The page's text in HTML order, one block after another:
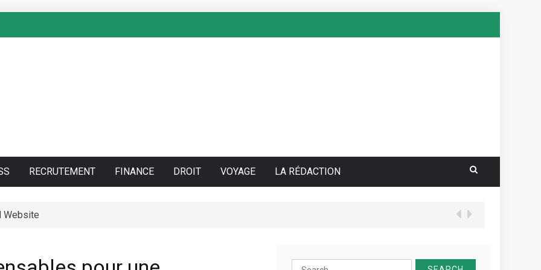
RECRUTEMENT FINANCE DROIT VOYAGE LA RÉDACTION
Website
Search